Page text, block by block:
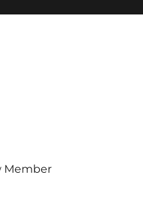
Member